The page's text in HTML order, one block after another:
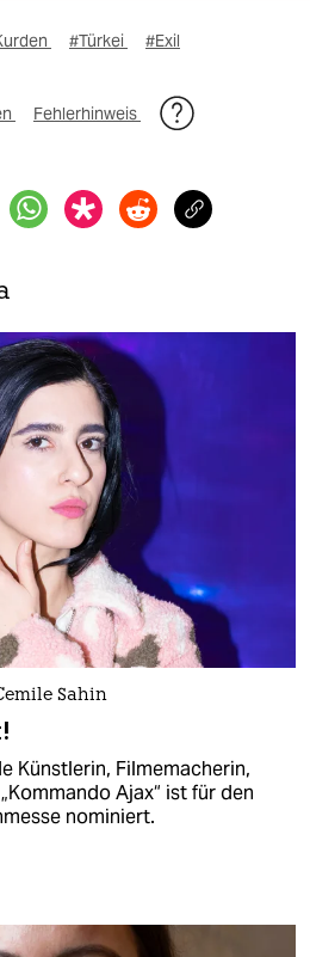
#Türkei #Exil
Fehlerhinweis
Sahin
Künstlerin, Filmemacherin,
Ajax“ ist für den
nominiert.